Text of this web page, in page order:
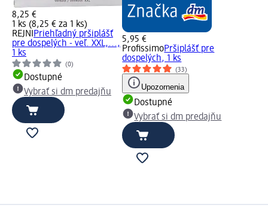
8,25 €
1 ks (8,25 € za 1 ks)
REJNIPriehľadný pršiplášť
pre dospelých - veľ. XXL,...,
1 ks
(0)
Dostupné
Vybrať si dm predajňu
5,95 €
ProfissimoPršiplášť pre
dospelých, 1 ks
(33)
Upozornenia
Dostupné
Vybrať si dm predajňu